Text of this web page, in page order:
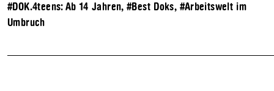
#DOK.4teens: Ab 14 Jahren,#Best Doks, #Arbeitswelt im
Umbruch